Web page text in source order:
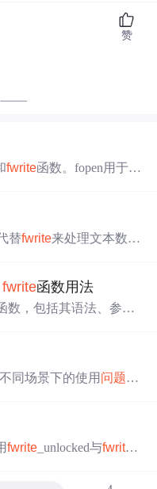
赞
——
fwrite函数。fopen用于根
了这两个函数的原
，并提到了文件模式
替fwrite来处理文本数据
将排序后的数据以可
fwrite函数用法
数，包括其语法、参数
同场景下的使用 问题，
fwrite _unlocked与fwrite